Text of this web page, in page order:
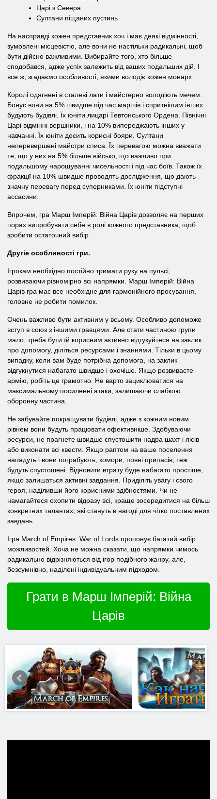
Царі з Севера
Султани піщаних пустинь
На насправді кожен представник хоч і має деякі відмінності,
зумовлені місцевістю, але вони не настільки радикальні, щоб
бути дійсно важливими. Вибирайте того, хто більше
сподобався, адже успіх залежить від ваших подальших дій. І
все ж, згадаємо особливості, якими володіє кожен монарх.
Королі одягнені в сталеві лати і майстерно володіють мечем.
Бонус вони на 5% швидше під час маршів і спритнішим інших
будують будівлі. Їх юніти лицарі Тевтонського Ордена. Північні
Царі відмінні вершники, і на 10% випереджають інших у
навчанні. Їх юніти досить корисні бояри. Султани
неперевершені майстри списа. Їх перевагою можна вважати
те, що у них на 5% більше військо, що важливо при
подальшому нарощуванні чисельності і під час боїв. Також їх
фракції на 10% швидше проводять дослідження, що дають
значну перевагу перед суперниками. Їх юніти підступні
ассасини.
Впрочем, гра Марш Імперій: Війна Царів дозволяє на перших
порах випробувати себе в ролі кожного представника, щоб
зробити остаточний вибір.
Другіе особливості гри.
Ігрокам необхідно постійно тримати руку на пульсі,
розвиваючи рівномірно всі напрямки. Марш Імперій: Війна
Царів гра має все необхідне для гармонійного просування,
головне не робити помилок.
Очень важливо бути активним у всьому. Особливо допоможе
вступ в союз з іншими гравцями. Але стати частиною групи
мало, треба бути їй корисним активно відгукуйтеся на заклик
про допомогу, діліться ресурсами і знаннями. Тільки в цьому
випадку, коли вам буде потрібна допомога, на заклик
відгукнутися набагато швидше і охочіше. Якщо розвиваєте
армію, робіть це грамотно. Не варто зациклюватися на
максимальному посиленні атаки, залишаючи слабкою
оборонну частина.
Не забувайте покращувати будівлі, адже з кожним новим
рівнем вони будуть працювати ефективніше. Здобуваючи
ресурси, не прагнете швидше спустошити надра шахт і лісів
або виконати всі квести. Якщо раптом на ваше поселення
нападуть і вони пограбують, комори, повні припасів, теж
будуть спустошені. Відновити втрату буде набагато простіше,
якщо залишаться активні завдання. Приділіть увагу і свого
героя, наділивши його корисними здібностями. Чи не
намагайтеся охопити відразу всі, краще зосередитися на більш
конкретних талантах, які стануть в нагоді для чітко поставлених
завдань.
Ігра March of Empires: War of Lords пропонує багатий вибір
можливостей. Хоча не можна сказати, що напрямки чимось
радикально відрізняються від ігор подібного жанру, але,
безсумнівно, наділені індивідуальним підходом.
Грати в Марш Імперій: Війна
Царів